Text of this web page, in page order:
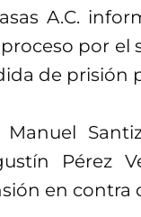
A.C.
por
de prisión
Pérez
en contra